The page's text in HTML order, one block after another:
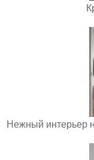
Нежный интерьер